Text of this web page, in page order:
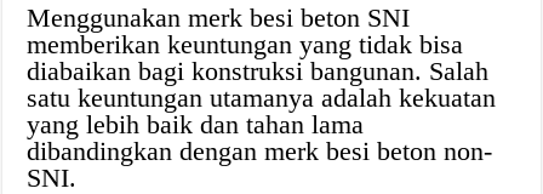
Menggunakan merk besi beton SNI
memberikan keuntungan yang tidak bisa
diabaikan bagi konstruksi bangunan. Salah
satu keuntungan utamanya adalah kekuatan
yang lebih baik dan tahan lama
dibandingkan dengan merk besi beton non-
SNI.